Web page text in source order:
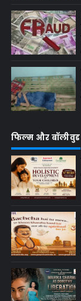
फिल्म और बॉलीवुड